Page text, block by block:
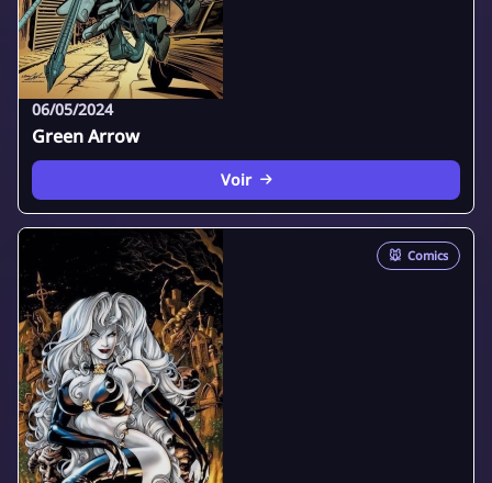
06/05/2024
Green Arrow
Voir
🐭 Comics